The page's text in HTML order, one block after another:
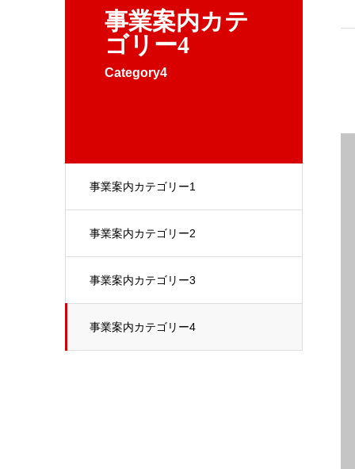
事業案内カテ
ゴリー4
Category4
事業案内カテゴリー1
事業案内カテゴリー2
事業案内カテゴリー3
事業案内カテゴリー4